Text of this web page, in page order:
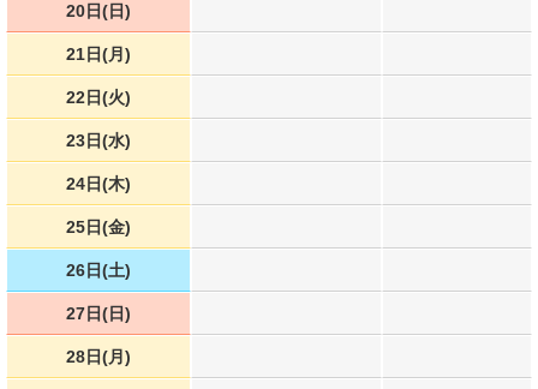
20日(日)
21日(月)
22日(火)
23日(水)
24日(木)
25日(金)
26日(土)
27日(日)
28日(月)